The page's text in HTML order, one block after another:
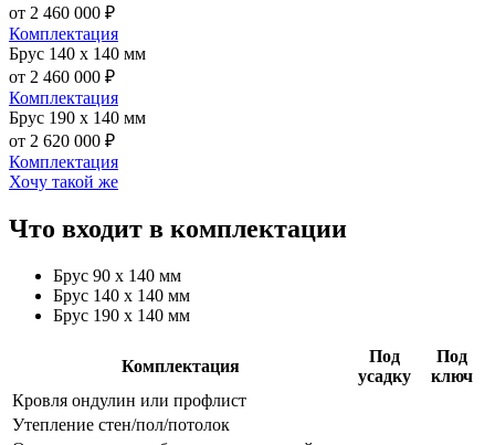
от 2 460 000 ₽
Комплектация
Брус 140 х 140 мм
от 2 460 000 ₽
Комплектация
Брус 190 х 140 мм
от 2 620 000 ₽
Комплектация
Хочу такой же
Что входит в комплектации
Брус 90 х 140 мм
Брус 140 х 140 мм
Брус 190 х 140 мм
Комплектация
Под
усадку
Под
ключ
Кровля ондулин или профлист
Утепление стен/пол/потолок